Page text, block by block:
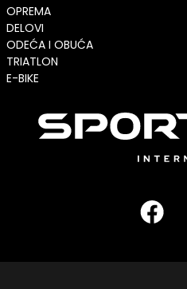
OPREMA
DELOVI
ODEĆA I OBUĆA
TRIATLON
E-BIKE